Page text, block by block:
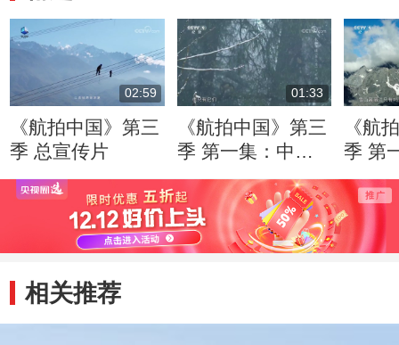
02:59
《航拍中国》第三
季 总宣传片
01:33
《航拍中国》第三
季 第一集：中国
特有的物种 活泼
可爱的滇金丝猴
《航
季 第
搭配
玉龙
相关推荐